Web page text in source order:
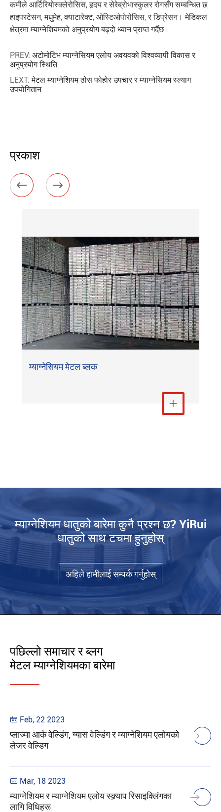
कमीले आर्टिरियोस्क्लेरोसिस, हृदय र सेरेब्रोभास्कुलर रोगसँग सम्बन्धित छ,
हाइपरटेसन, मधुमेह, क्याटारेक्ट, ओस्टिओपोरोसिस, र डिप्रेसन। मेडिकल
क्षेत्रमा म्याग्नेशियमको अनुप्रयोग बढ्दो ध्यान प्राप्त गर्दैछ।
PREV: अटोमोटिभ म्याग्नेसियम एलोय अवयवको विश्वव्यापी विकास र
अनुप्रयोग स्थिति
LEXT:मेटल म्याग्नेशियम ठोस फोहोर उपचार र म्याग्नेसियम स्ल्याग
उपयोगितान
प्रकाश
 
म्याग्नेसियम मेटल ब्लक
धेरै हेर्नुहोस्

म्याग्नेशियम धातुको बारेमा कुनै प्रश्न छ? YiRui
धातुको साथ टचमा हुनुहोस्
अहिले हामीलाई सम्पर्क गर्नुहोस्
पछिल्लो समाचार र ब्लग
मेटल म्याग्नेशियमका बारेमा
 Feb, 22 2023
प्लाज्मा आर्क वेल्डिंग, ग्यास वेल्डिंग र म्याग्नेशियम एलोयको
लेजर वेल्डिग
 Mar, 18 2023
म्याग्नेशियम र म्याग्नेशियम एलोय स्क्र्याप रिसाइक्लिंगका
लागि विधिहरू